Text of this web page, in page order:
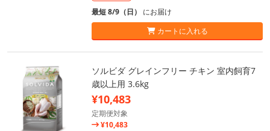
最短 8/9（日） にお届け
カートに入れる
ソルビダ グレインフリー チキン 室内飼育7
歳以上用 3.6kg
¥10,483
定期便対象
¥10,483